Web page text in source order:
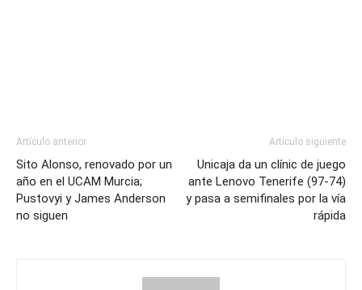
Artículo anterior
Sito Alonso, renovado por un
año en el UCAM Murcia;
Pustovyi y James Anderson
no siguen
Artículo siguiente
Unicaja da un clínic de juego
ante Lenovo Tenerife (97-74)
y pasa a semifinales por la vía
rápida